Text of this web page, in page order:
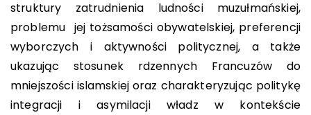
struktury zatrudnienia ludności muzułmańskiej,
problemu jej tożsamości obywatelskiej, preferencji
wyborczych i aktywności politycznej, a także
ukazując stosunek rdzennych Francuzów do
mniejszości islamskiej oraz charakteryzując politykę
integracji i asymilacji władz w kontekście